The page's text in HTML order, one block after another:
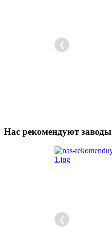
❮
Нас рекомендуют заводы
❮